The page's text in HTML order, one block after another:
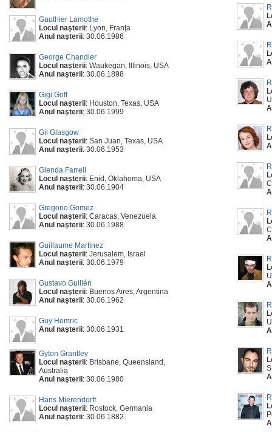
Gauthier Lamothe
Locul naşterii: Lyon, Franţa
Anul naşterii: 30.06.1986
George Chandler
Locul naşterii: Waukegan, Illinois, USA
Anul naşterii: 30.06.1898
Gigi Goff
Locul naşterii: Houston, Texas, USA
Anul naşterii: 30.06.1999
Gil Glasgow
Locul naşterii: San Juan, Texas, USA
Anul naşterii: 30.06.1953
Glenda Farrell
Locul naşterii: Enid, Oklahoma, USA
Anul naşterii: 30.06.1904
Gregorio Gomez
Locul naşterii: Caracas, Venezuela
Anul naşterii: 30.06.1988
Guillaume Martinez
Locul naşterii: Jerusalem, Israel
Anul naşterii: 30.06.1979
Gustavo Guillén
Locul naşterii: Buenos Aires, Argentina
Anul naşterii: 30.06.1962
Guy Hemric
Anul naşterii: 30.06.1931
Gyton Grantley
Locul naşterii: Brisbane, Queensland,
Australia
Anul naşterii: 30.06.1980
Hans Mierendorff
Locul naşterii: Rostock, Germania
Anul naşterii: 30.06.1882